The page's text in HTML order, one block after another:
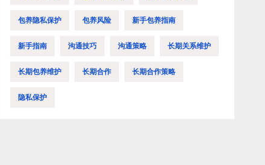
包养隐私保护 包养风险 新手包养指南
新手指南 沟通技巧 沟通策略 长期关系维护
长期包养维护 长期合作 长期合作策略
隐私保护